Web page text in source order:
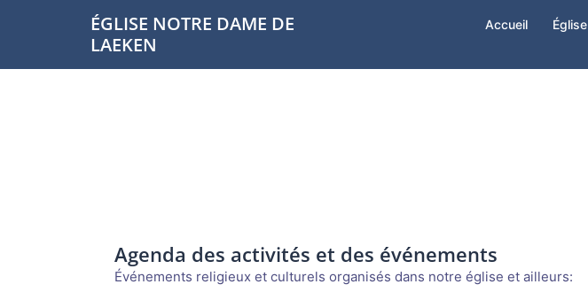
ÉGLISE NOTRE DAME DE
LAEKEN
Accueil Église
Agenda des activités et des événements
Événements religieux et culturels organisés dans notre église et ailleurs: